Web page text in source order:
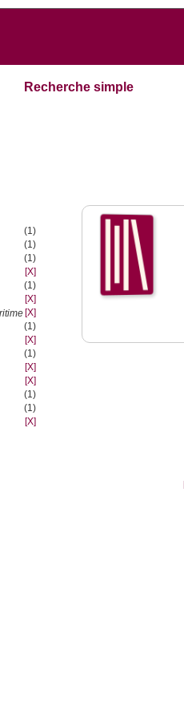
Recherche simple
(1)
(1)
(1)
[X]
(1)
[X]
[X]
(1)
[X]
(1)
[X]
[X]
(1)
(1)
[X]